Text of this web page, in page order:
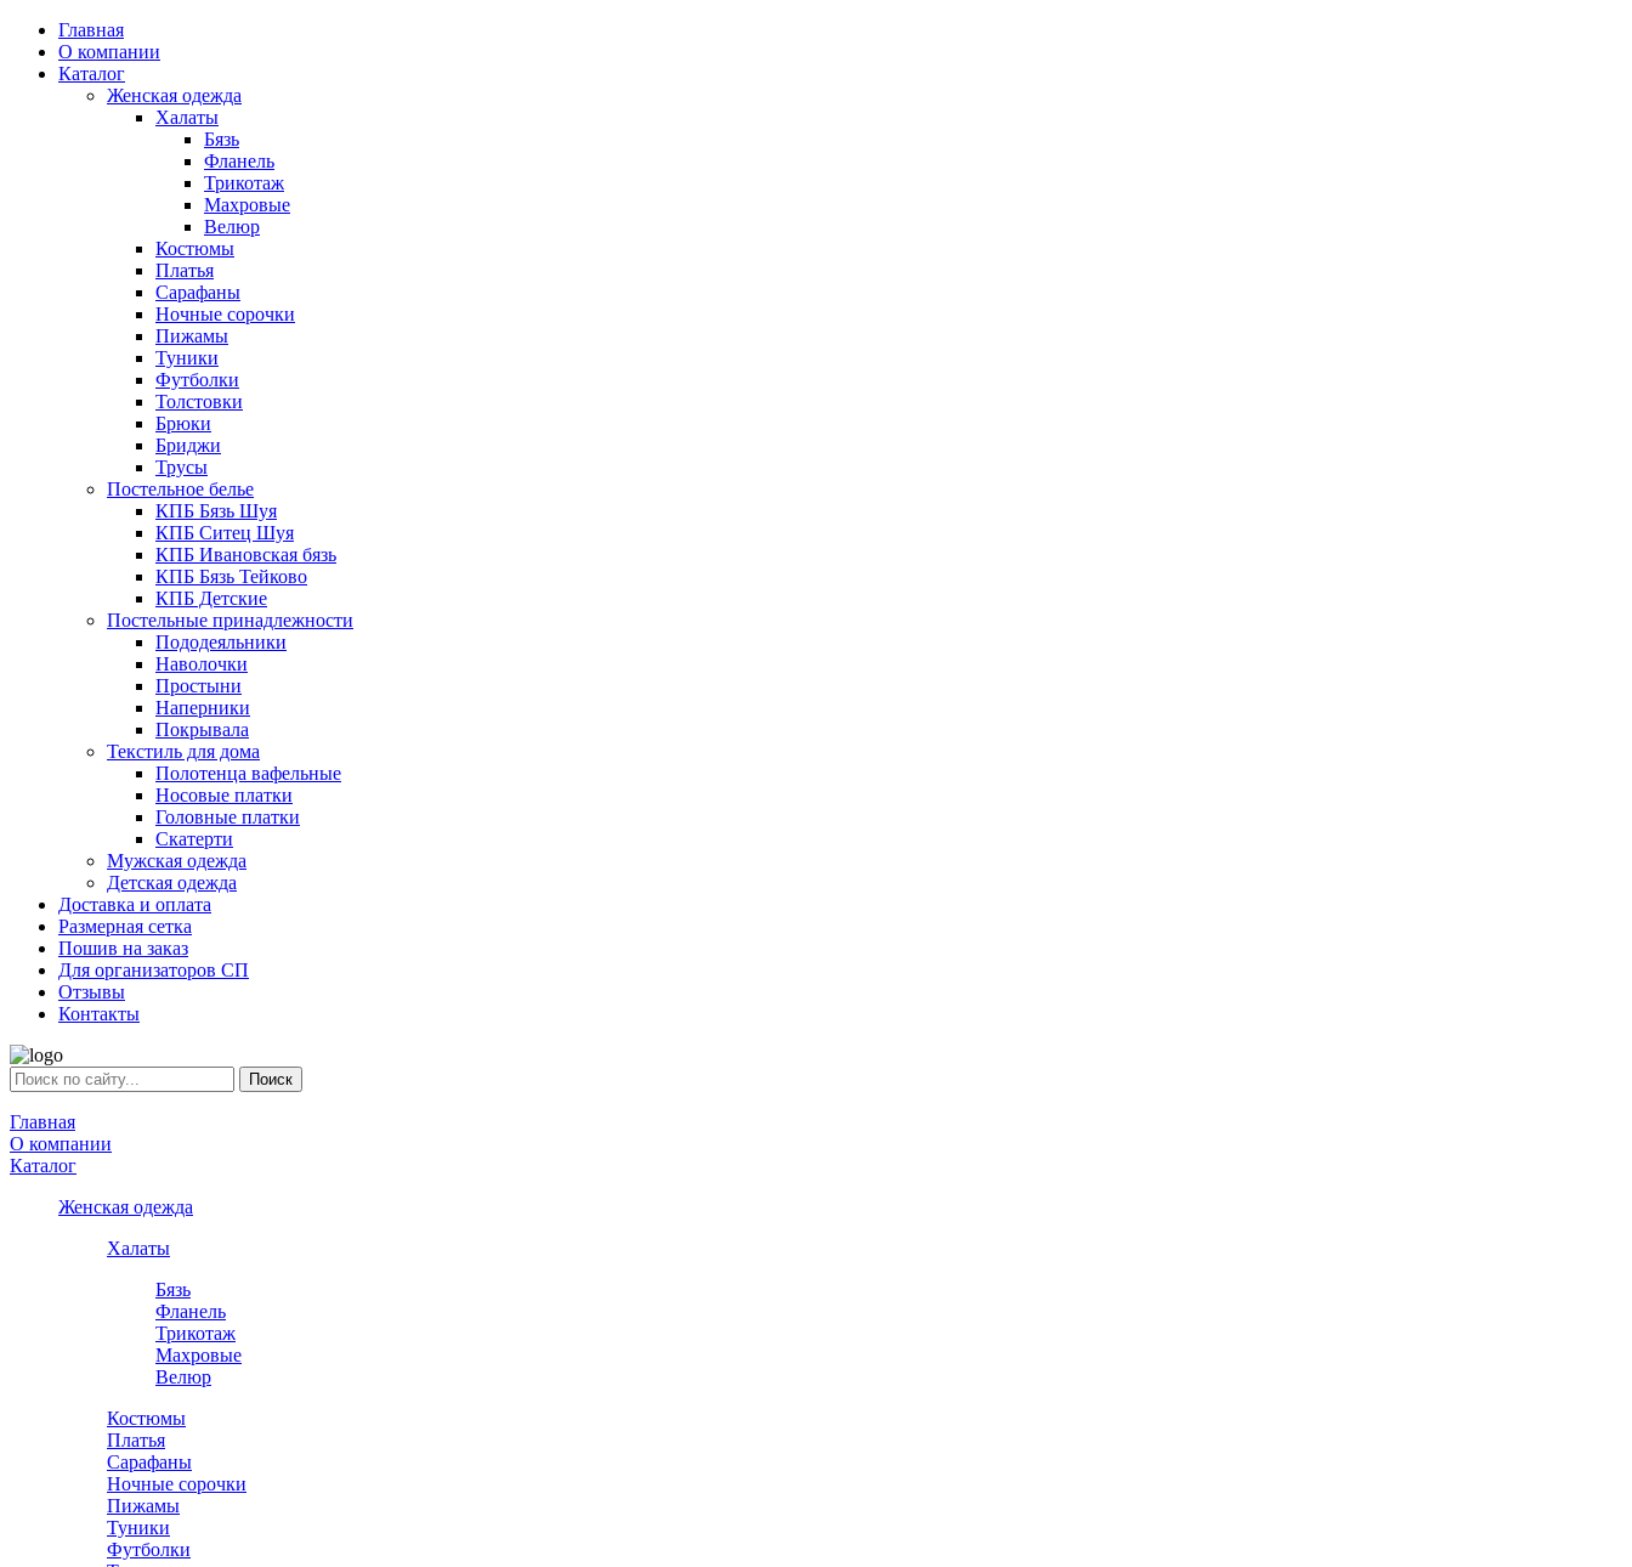
Главная
О компании
Каталог
Женская одежда
Халаты
Бязь
Фланель
Трикотаж
Махровые
Велюр
Костюмы
Платья
Сарафаны
Ночные сорочки
Пижамы
Туники
Футболки
Толстовки
Брюки
Бриджи
Трусы
Постельное белье
КПБ Бязь Шуя
КПБ Ситец Шуя
КПБ Ивановская бязь
КПБ Бязь Тейково
КПБ Детские
Постельные принадлежности
Пододеяльники
Наволочки
Простыни
Наперники
Покрывала
Текстиль для дома
Полотенца вафельные
Носовые платки
Головные платки
Скатерти
Мужская одежда
Детская одежда
Доставка и оплата
Размерная сетка
Пошив на заказ
Для организаторов СП
Отзывы
Контакты
Главная
О компании
Каталог
Женская одежда
Халаты
Бязь
Фланель
Трикотаж
Махровые
Велюр
Костюмы
Платья
Сарафаны
Ночные сорочки
Пижамы
Туники
Футболки